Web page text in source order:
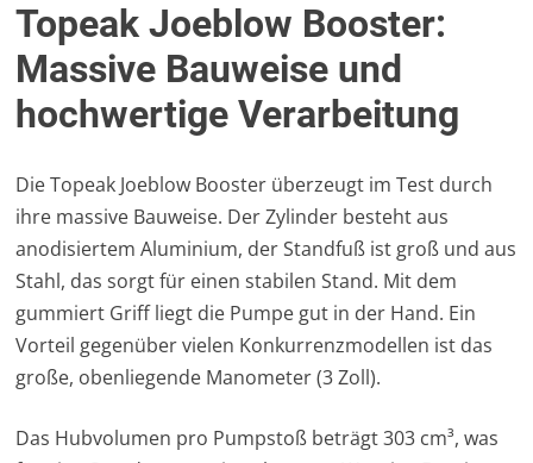
Topeak Joeblow Booster:
Massive Bauweise und
hochwertige Verarbeitung
Die Topeak Joeblow Booster überzeugt im Test durch
ihre massive Bauweise. Der Zylinder besteht aus
anodisiertem Aluminium, der Standfuß ist groß und aus
Stahl, das sorgt für einen stabilen Stand. Mit dem
gummiert Griff liegt die Pumpe gut in der Hand. Ein
Vorteil gegenüber vielen Konkurrenzmodellen ist das
große, obenliegende Manometer (3 Zoll).
Das Hubvolumen pro Pumpstoß beträgt 303 cm³, was